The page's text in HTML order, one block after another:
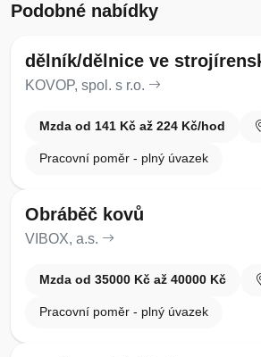
Podobné nabídky
dělník/dělnice ve
KOVOP, spol. s r.o.
Mzda od 141 Kč až 224 Kč/hod
Pracovní poměr - plný úvazek
Obráběč kovů
VIBOX, a.s.
Mzda od 35000 Kč až 40000 Kč
Pracovní poměr - plný úvazek